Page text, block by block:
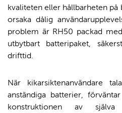
kvaliteten eller hållbarheten
orsaka dålig
problem är RH50 packad
utbytbart batteripaket,
drifttid.
När kikarsiktenanvändare
anständiga batterier,
konstruktionen av